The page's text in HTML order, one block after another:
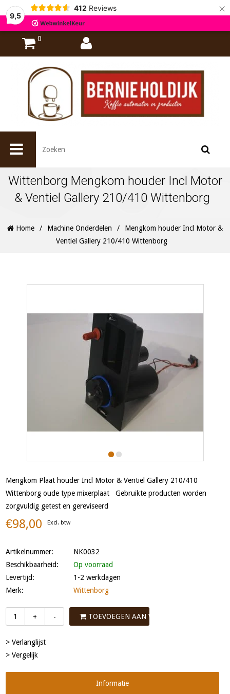
9,5
412 Reviews ×
0
Wittenborg Mengkom houder Incl Motor
& Ventiel Gallery 210/410 Wittenborg
Home / Machine Onderdelen /
Mengkom houder Incl Motor &
Ventiel Gallery 210/410 Wittenborg
Mengkom Plaat houder Incl Motor & Ventiel Gallery 210/410
Wittenborg oude type mixerplaat Gebruikte producten worden
zorgvuldig getest en gereviseerd
€98,00 Excl. btw
Artikelnummer:
NK0032
Beschikbaarheid:
Op voorraad
Levertijd:
1-2 werkdagen
Merk:
Wittenborg
+ - TOEVOEGEN AAN WINKELWAGEN
> Verlanglijst
> Vergelijk
Informatie